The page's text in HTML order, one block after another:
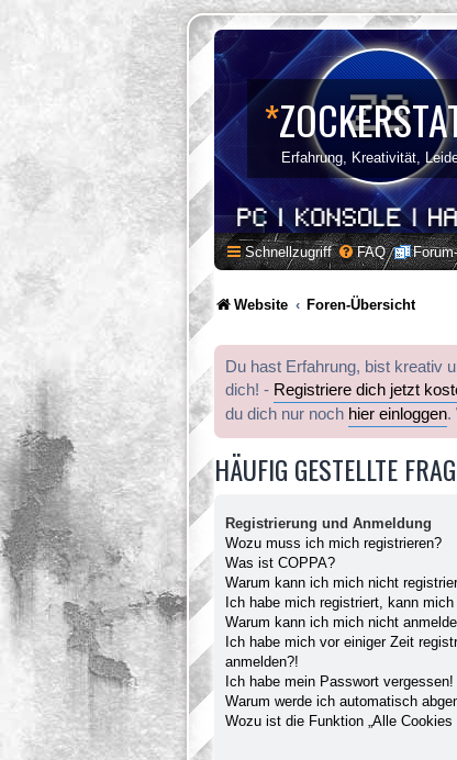
*
Erfahrung, Kreativität,
Schnellzugriff FAQ
Website Foren-Übersicht
Du hast Erfahrung, bist kreativ
dich! - Registriere dich jetzt
du dich nur noch hier einloggen.
HÄUFIG GESTELLTE
Registrierung und Anmeldung
Wozu muss ich mich registrieren?
Was ist COPPA?
Warum kann ich mich nicht
Ich habe mich registriert, kann
Warum kann ich mich nicht
Ich habe mich vor einiger Zeit
anmelden?!
Ich habe mein Passwort vergessen!
Warum werde ich automatisch
Wozu ist die Funktion „Alle Cookies